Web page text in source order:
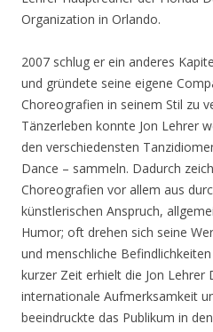
Organization in Orlando.
2007 schlug er ein anderes
und gründete seine eigene
Choreografien in seinem Stil zu
Tänzerleben konnte Jon Lehrer
den verschiedensten
Dance – sammeln. Dadurch
Choreografien vor allem aus
künstlerischen Anspruch,
Humor; oft drehen sich seine
und menschliche
kurzer Zeit erhielt die Jon Lehrer
internationale Aufmerksamkeit
beeindruckte das Publikum in